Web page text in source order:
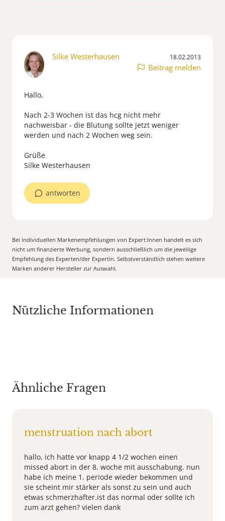
Silke Westerhausen 18.02.2013
Beitrag melden
Hallo,
Nach 2-3 Wochen ist das hcg nicht mehr
nachweisbar - die Blutung sollte jetzt weniger
werden und nach 2 Wochen weg sein.
Grüße
Silke Westerhausen
antworten
Bei individuellen Markenempfehlungen von Expert:Innen handelt es sich
nicht um finanzierte Werbung, sondern ausschließlich um die jeweilige
Empfehlung des Experten/der Expertin. Selbstverständlich stehen weitere
Marken anderer Hersteller zur Auswahl.
Nützliche Informationen
Ähnliche Fragen
menstruation nach abort
hallo, ich hatte vor knapp 4 1/2 wochen einen
missed abort in der 8. woche mit ausschabung. nun
habe ich meine 1. periode wieder bekommen und
sie scheint mir stärker als sonst zu sein und auch
etwas schmerzhafter.ist das normal oder sollte ich
zum arzt gehen? vielen dank